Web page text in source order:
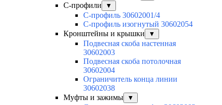
С-профили ▼
С-профиль 30602001/4
С-профиль изогнутый 30602054
Кронштейны и крышки
▼
Подвесная скоба настенная
30602003
Подвесная скоба потолочная
30602004
Ограничитель конца линии
30602038
Муфты и зажимы
▼